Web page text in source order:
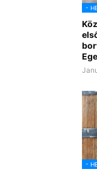
-
-